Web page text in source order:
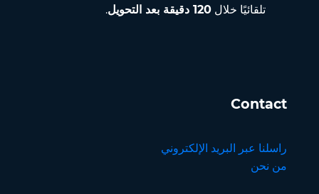
تلقائيًا خلال 120 دقيقة بعد التحويل .
Contact
راسلنا عبر البريد الإلكتروني
من نحن